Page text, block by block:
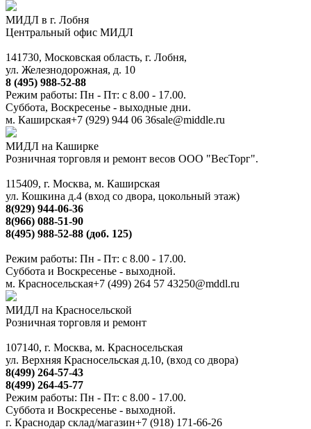
МИДЛ в г. Лобня
Центральный офис МИДЛ
141730, Московская область, г. Лобня,
ул. Железнодорожная, д. 10
8 (495) 988-52-88
Режим работы: Пн - Пт: с 8.00 - 17.00.
Суббота, Воскресенье - выходные дни.
м. Каширская+7 (929) 944 06 36sale@middle.ru
МИДЛ на Каширке
Розничная торговля и ремонт весов ООО "ВесТорг".
115409, г. Москва, м. Каширская
ул. Кошкина д.4 (вход со двора, цокольный этаж)
8(929) 944-06-36
8(966) 088-51-90
8(495) 988-52-88 (доб. 125)
Режим работы: Пн - Пт: с 8.00 - 17.00.
Суббота и Воскресенье - выходной.
м. Красносельская+7 (499) 264 57 43250@mddl.ru
МИДЛ на Красносельской
Розничная торговля и ремонт
107140, г. Москва, м. Красносельская
ул. Верхняя Красносельская д.10, (вход со двора)
8(499) 264-57-43
8(499) 264-45-77
Режим работы: Пн - Пт: с 8.00 - 17.00.
Суббота и Воскресенье - выходной.
г. Краснодар склад/магазин+7 (918) 171-66-26